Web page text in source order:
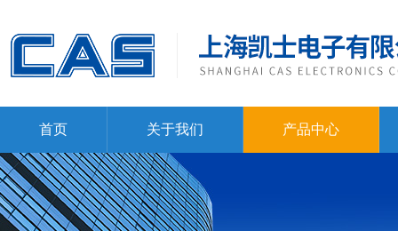
首页 关于我们 产品中心